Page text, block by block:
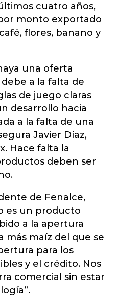
cuatro años,
monto exportado
flores, banano y
una oferta
a la falta de
de juego claras
desarrollo hacia
a la falta de una
Javier Díaz,
Hace falta la
deben ser
de Fenalce,
es un producto
a la apertura
más maíz del que se
para los
y el crédito. Nos
comercial sin estar